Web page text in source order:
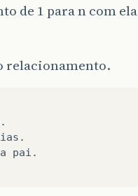
()
{
de 1 para n com ela
relacionamento.
.
.
pai .